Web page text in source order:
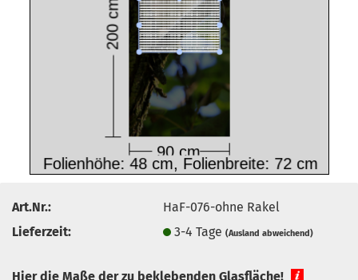
Art.Nr.:
HaF-076-ohne Rakel
Lieferzeit:
3-4 Tage(Ausland abweichend)
Hier die Maße der zu beklebenden Glasfläche!